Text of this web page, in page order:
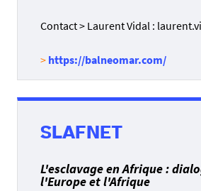
Contact > Laurent Vidal :
> https://balneomar.com/
SLAFNET
L'esclavage en Afrique :
l'Europe et l'Afrique